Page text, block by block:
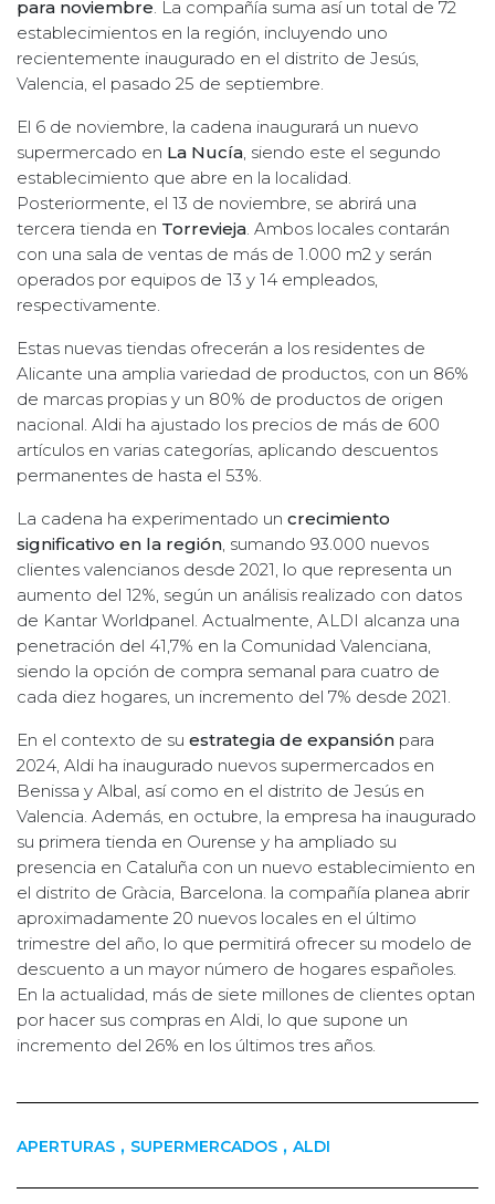
para noviembre . La compañía suma así un total de 72
establecimientos en la región, incluyendo uno
recientemente inaugurado en el distrito de Jesús,
Valencia, el pasado 25 de septiembre.
El 6 de noviembre, la cadena inaugurará un nuevo
supermercado en La Nucía , siendo este el segundo
establecimiento que abre en la localidad.
Posteriormente, el 13 de noviembre, se abrirá una
tercera tienda en Torrevieja . Ambos locales contarán
con una sala de ventas de más de 1.000 m2 y serán
operados por equipos de 13 y 14 empleados,
respectivamente.
Estas nuevas tiendas ofrecerán a los residentes de
Alicante una amplia variedad de productos, con un 86%
de marcas propias y un 80% de productos de origen
nacional. Aldi ha ajustado los precios de más de 600
artículos en varias categorías, aplicando descuentos
permanentes de hasta el 53%.
La cadena ha experimentado un crecimiento
significativo en la región , sumando 93.000 nuevos
clientes valencianos desde 2021, lo que representa un
aumento del 12%, según un análisis realizado con datos
de Kantar Worldpanel. Actualmente, ALDI alcanza una
penetración del 41,7% en la Comunidad Valenciana,
siendo la opción de compra semanal para cuatro de
cada diez hogares, un incremento del 7% desde 2021.
En el contexto de su estrategia de expansión para
2024, Aldi ha inaugurado nuevos supermercados en
Benissa y Albal, así como en el distrito de Jesús en
Valencia. Además, en octubre, la empresa ha inaugurado
su primera tienda en Ourense y ha ampliado su
presencia en Cataluña con un nuevo establecimiento en
el distrito de Gràcia, Barcelona. la compañía planea abrir
aproximadamente 20 nuevos locales en el último
trimestre del año, lo que permitirá ofrecer su modelo de
descuento a un mayor número de hogares españoles.
En la actualidad, más de siete millones de clientes optan
por hacer sus compras en Aldi, lo que supone un
incremento del 26% en los últimos tres años.
APERTURAS , SUPERMERCADOS , ALDI